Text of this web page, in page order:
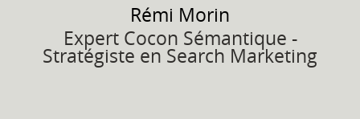
Rémi Morin
Expert Cocon Sémantique -
Stratégiste en Search Marketing